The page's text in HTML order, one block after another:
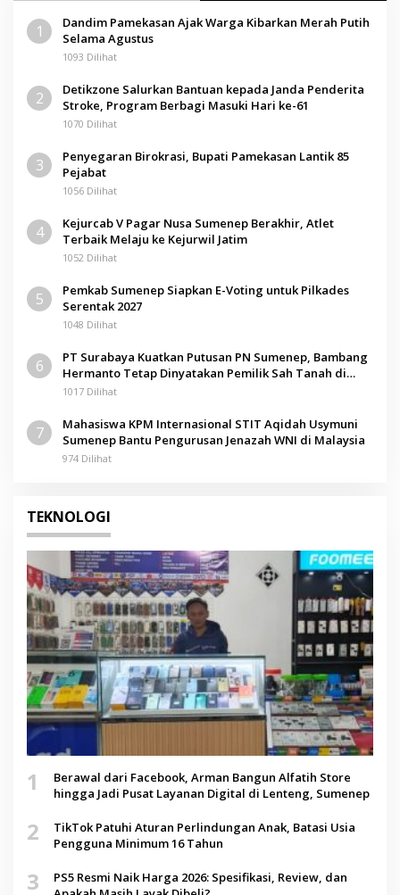
1
Dandim Pamekasan Ajak Warga Kibarkan Merah Putih
Selama Agustus
1093 Dilihat
2
Detikzone Salurkan Bantuan kepada Janda Penderita
Stroke, Program Berbagi Masuki Hari ke-61
1070 Dilihat
3
Penyegaran Birokrasi, Bupati Pamekasan Lantik 85
Pejabat
1056 Dilihat
4
Kejurcab V Pagar Nusa Sumenep Berakhir, Atlet
Terbaik Melaju ke Kejurwil Jatim
1052 Dilihat
5
Pemkab Sumenep Siapkan E-Voting untuk Pilkades
Serentak 2027
1048 Dilihat
6
PT Surabaya Kuatkan Putusan PN Sumenep, Bambang
Hermanto Tetap Dinyatakan Pemilik Sah Tanah di
Pamolokan
1017 Dilihat
7
Mahasiswa KPM Internasional STIT Aqidah Usymuni
Sumenep Bantu Pengurusan Jenazah WNI di Malaysia
974 Dilihat
TEKNOLOGI
1
Berawal dari Facebook, Arman Bangun Alfatih Store
hingga Jadi Pusat Layanan Digital di Lenteng, Sumenep
2
TikTok Patuhi Aturan Perlindungan Anak, Batasi Usia
Pengguna Minimum 16 Tahun
3
PS5 Resmi Naik Harga 2026: Spesifikasi, Review, dan